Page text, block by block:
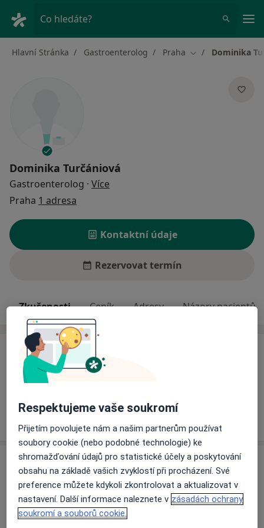
Co hledáte?
Hlavní Stránka Gastroenterolog Praha Změna města
Dominika
Dominika Turčániová
Gastroenterolog · Více
Praha 1 adresa
Kontaktní údaje
Rezervovat termín
Zkušenosti Ceník Adresy Názory pacientů
Zkušenosti
Odborník na:
Gastroenterologie
Víceo zkušenostech
Služby a ceník služeb
Diagnostické vyšetření
Detaily
Respektujeme vaše soukromí
Přijetím povolujete nám a našim partnerům používat
soubory cookie (nebo podobné technologie) ke
shromažďování údajů pro statistické účely a poskytování
obsahu na základě vašich zvyklostí při procházení. Své
preference můžete kdykoli zkontrolovat a aktualizovat v
nastavení. Další informace naleznete v zásadách ochrany
soukromí a souborů cookie.